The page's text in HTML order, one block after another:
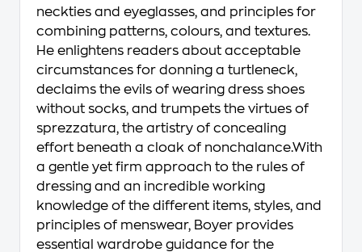
neckties and eyeglasses, and principles for
combining patterns, colours, and textures.
He enlightens readers about acceptable
circumstances for donning a turtleneck,
declaims the evils of wearing dress shoes
without socks, and trumpets the virtues of
sprezzatura, the artistry of concealing
effort beneath a cloak of nonchalance.With
a gentle yet firm approach to the rules of
dressing and an incredible working
knowledge of the different items, styles, and
principles of menswear, Boyer provides
essential wardrobe guidance for the